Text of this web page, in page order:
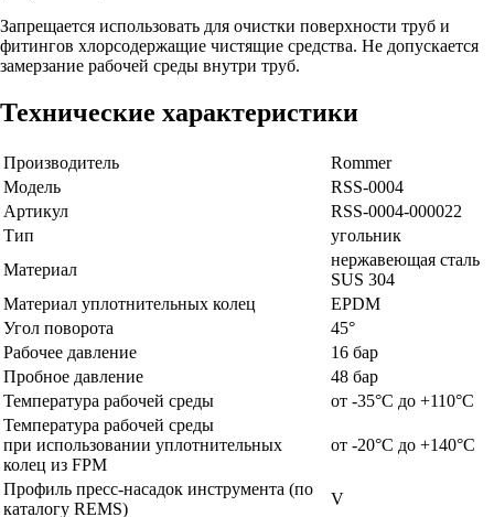
Запрещается использовать для очистки поверхности труб и
фитингов хлорсодержащие чистящие средства. Не допускается
замерзание рабочей среды внутри труб.
Технические характеристики
Производитель
Rommer
Модель
RSS-0004
Артикул
RSS-0004-000022
Тип
угольник
Материал
нержавеющая сталь
SUS 304
Материал уплотнительных колец
EPDM
Угол поворота
45°
Рабочее давление
16 бар
Пробное давление
48 бар
Температура рабочей среды
от -35°C до +110°C
Температура рабочей среды
при использовании уплотнительных
колец из FPM
от -20°C до +140°C
Профиль пресс-насадок инструмента (по
каталогу REMS)
V